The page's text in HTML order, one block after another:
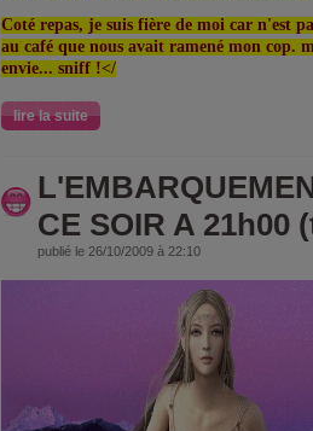
Coté repas, je suis fière de moi car n'est
au café que nous avait ramené mon cop.
envie... sniff !</
lire la suite
CE SOIR A 21h00
publié le 26/10/2009 à 22:10